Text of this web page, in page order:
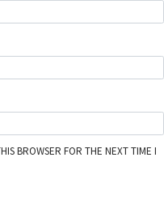
BROWSER FOR THE NEXT TIME I